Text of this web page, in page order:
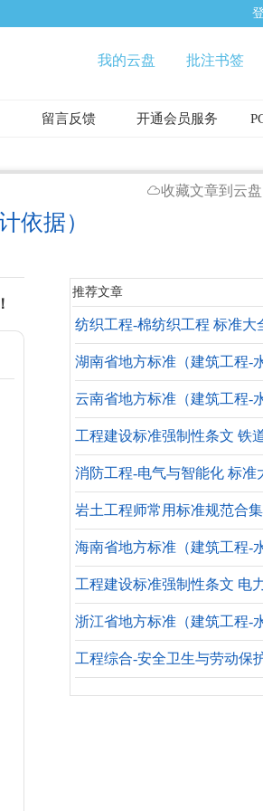
我的云盘 批注书签
留言反馈 开通会员服务
收藏文章到云盘
依据）
推荐文章
纺织工程-棉纺织工程 标准大
消防工程-电气与智能化 标准
岩土工程师常用标准规范合集